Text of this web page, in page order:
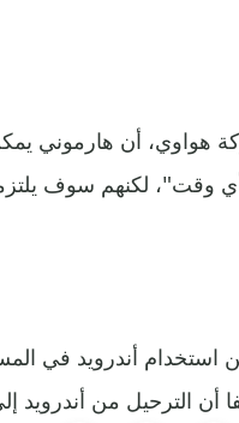
هواوي، أن هارموني
أندرويد في